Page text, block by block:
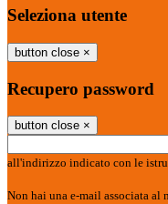
Seleziona utente
button close ×
Recupero password
button close ×
all'indirizzo indicato con le
Non hai una e-mail associata al